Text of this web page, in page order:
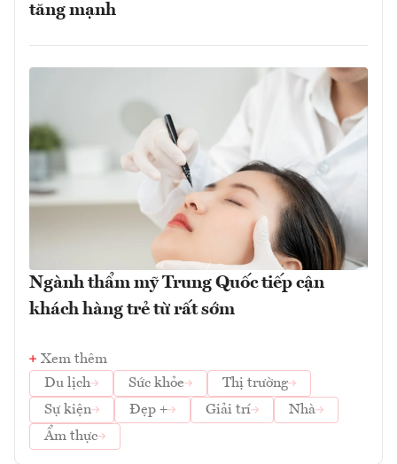
tăng mạnh
Ngành thẩm mỹ Trung Quốc tiếp cận
khách hàng trẻ từ rất sớm
Xem thêm
Du lịch
Sức khỏe
Thị trường
Sự kiện
Đẹp + Giải trí
Nhà
Ẩm thực